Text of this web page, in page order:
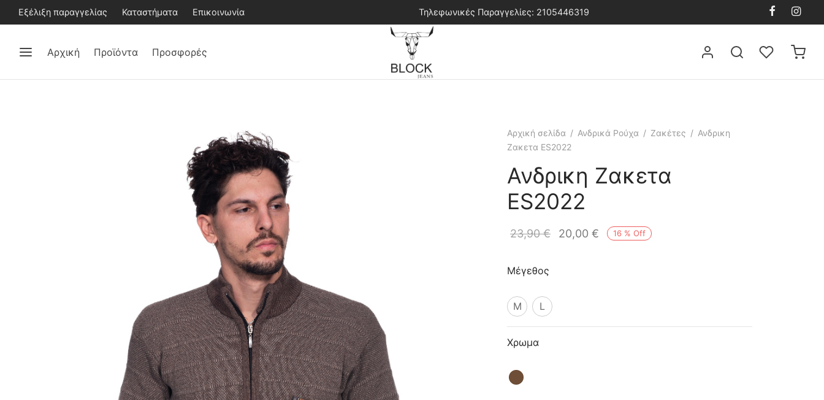
Εξέλιξη παραγγελίας Καταστήματα Επικοινωνία Τηλεφωνικές Παραγγελίες: 2105446319
Αρχική Προϊόντα Προσφορές
Αρχική σελίδα / Ανδρικά Ρούχα / Ζακέτες / Ανδρικη
Ζακετα ES2022
Ανδρικη Ζακετα
ES2022
16 % Off
23,90€ 20,00 €
Μέγεθος
M L
Χρωμα